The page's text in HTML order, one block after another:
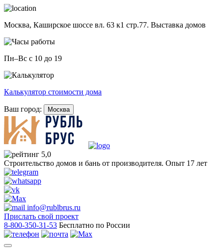
Москва, Каширское шоссе вл. 63 к1 стр.77. Выставка домов
Пн–Вс с 10 до 19
Калькулятор стоимости дома
Ваш город: Москва
5,0
Строительство домов и бань от производителя. Опыт 17 лет
info@rublbrus.ru
Прислать свой проект
8-800-350-31-53 Бесплатно по России